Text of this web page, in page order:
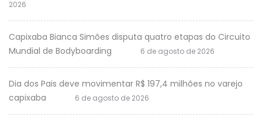
2026
Capixaba Bianca Simões disputa quatro etapas do Circuito
Mundial de Bodyboarding
6 de agosto de 2026
Dia dos Pais deve movimentar R$ 197,4 milhões no varejo
capixaba
6 de agosto de 2026